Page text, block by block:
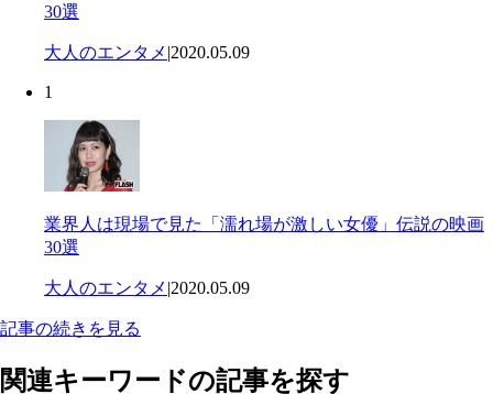
30選
大人のエンタメ |2020.05.09
1
業界人は現場で見た「濡れ場が激しい女優」伝説の映画
30選
大人のエンタメ |2020.05.09
記事の続きを見る
関連キーワードの記事を探す